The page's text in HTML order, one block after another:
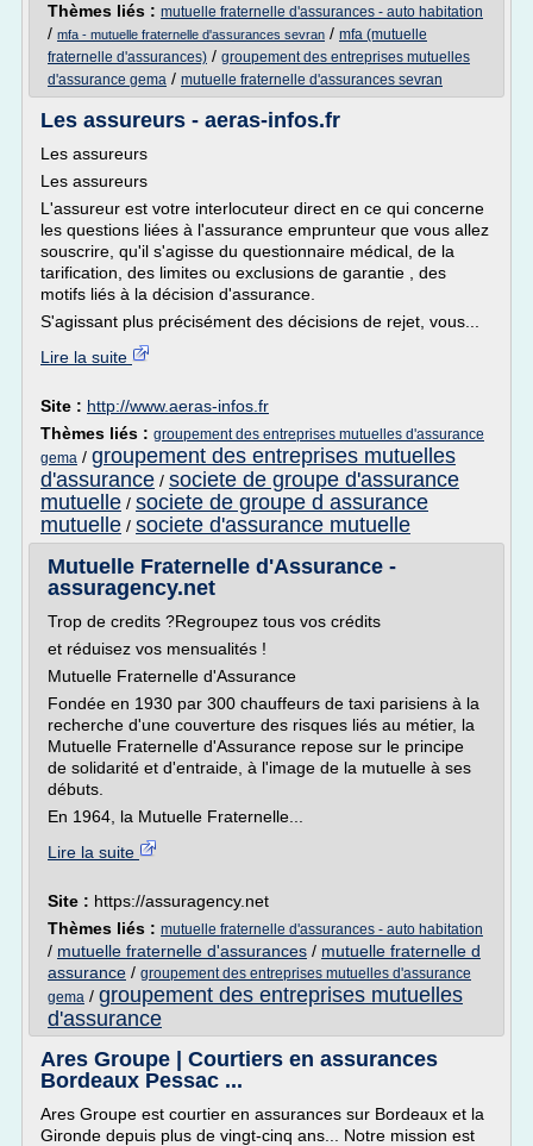
Thèmes liés : mutuelle fraternelle d'assurances - auto habitation
/ mfa - mutuelle fraternelle d'assurances sevran / mfa (mutuelle
fraternelle d'assurances) / groupement des entreprises mutuelles
d'assurance gema / mutuelle fraternelle d'assurances sevran
Les assureurs - aeras-infos.fr
Les assureurs
Les assureurs
L'assureur est votre interlocuteur direct en ce qui concerne
les questions liées à l'assurance emprunteur que vous allez
souscrire, qu'il s'agisse du questionnaire médical, de la
tarification, des limites ou exclusions de garantie , des
motifs liés à la décision d'assurance.
S'agissant plus précisément des décisions de rejet, vous...
Lire la suite
Site : http://www.aeras-infos.fr
Thèmes liés : groupement des entreprises mutuelles d'assurance
gema / groupement des entreprises mutuelles
d'assurance / societe de groupe d'assurance
mutuelle / societe de groupe d assurance
mutuelle / societe d'assurance mutuelle
Mutuelle Fraternelle d'Assurance -
assuragency.net
Trop de credits ?Regroupez tous vos crédits
et réduisez vos mensualités !
Mutuelle Fraternelle d'Assurance
Fondée en 1930 par 300 chauffeurs de taxi parisiens à la
recherche d'une couverture des risques liés au métier, la
Mutuelle Fraternelle d'Assurance repose sur le principe
de solidarité et d'entraide, à l'image de la mutuelle à ses
débuts.
En 1964, la Mutuelle Fraternelle...
Lire la suite
Site : https://assuragency.net
Thèmes liés : mutuelle fraternelle d'assurances - auto habitation
/ mutuelle fraternelle d'assurances / mutuelle fraternelle d
assurance / groupement des entreprises mutuelles d'assurance
gema / groupement des entreprises mutuelles
d'assurance
Ares Groupe | Courtiers en assurances
Bordeaux Pessac ...
Ares Groupe est courtier en assurances sur Bordeaux et la
Gironde depuis plus de vingt-cinq ans... Notre mission est